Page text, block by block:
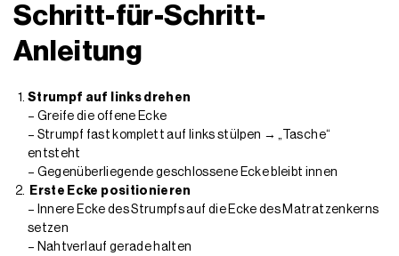
Schritt-für-Schritt-
Anleitung
Strumpf auf links drehen
– Greife die offene Ecke
– Strumpf fast komplett auf links stülpen → „Tasche“
entsteht
– Gegenüberliegende geschlossene Ecke bleibt innen
Erste Ecke positionieren
– Innere Ecke des Strumpfs auf die Ecke des Matratzenkerns
setzen
– Nahtverlauf gerade halten